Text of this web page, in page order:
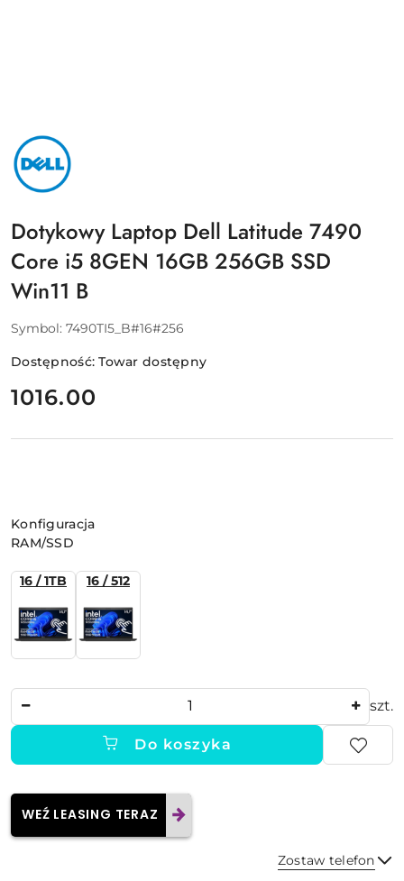
NAZWA
PRODUCENTA:
DELL
Dotykowy Laptop Dell Latitude 7490
Core i5 8GEN 16GB 256GB SSD
Win11 B
Symbol: 7490TI5_B#16#256
Dostępność:Towar dostępny
cena:
1016.00
Wariant
Konfiguracja
RAM/SSD
16 / 1TB 16 / 512
szt.
Do koszyka
WEŹ LEASING TERAZ
Zostaw telefon